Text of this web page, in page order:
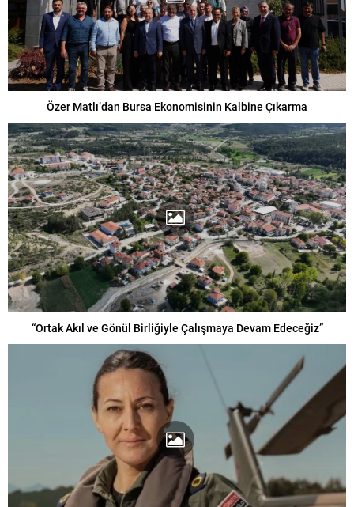
Özer Matlı’dan Bursa Ekonomisinin Kalbine Çıkarma
“Ortak Akıl ve Gönül Birliğiyle Çalışmaya Devam Edeceğiz”